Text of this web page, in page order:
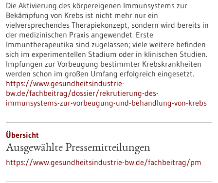
Die Aktivierung des körpereigenen Immunsystems zur
Bekämpfung von Krebs ist nicht mehr nur ein
vielversprechendes Therapiekonzept, sondern wird bereits in
der medizinischen Praxis angewendet. Erste
Immuntherapeutika sind zugelassen; viele weitere befinden
sich im experimentellen Stadium oder in klinischen Studien.
Impfungen zur Vorbeugung bestimmter Krebskrankheiten
werden schon im großen Umfang erfolgreich eingesetzt.
https://www.gesundheitsindustrie-
bw.de/fachbeitrag/dossier/rekrutierung-des-
immunsystems-zur-vorbeugung-und-behandlung-von-krebs
Übersicht
Ausgewählte Pressemitteilungen
https://www.gesundheitsindustrie-bw.de/fachbeitrag/pm